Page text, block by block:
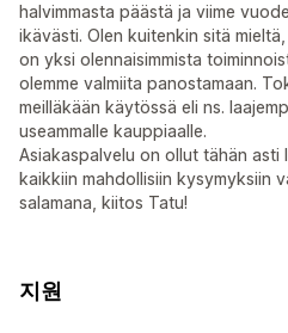
halvimmasta päästä ja viime
ikävästi. Olen kuitenkin sitä
on yksi olennaisimmista
olemme valmiita panostamaan.
meilläkään käytössä eli ns.
useammalle kauppiaalle.
Asiakaspalvelu on ollut tähän asti
kaikkiin mahdollisiin kysymyksiin
salamana, kiitos Tatu!
지원